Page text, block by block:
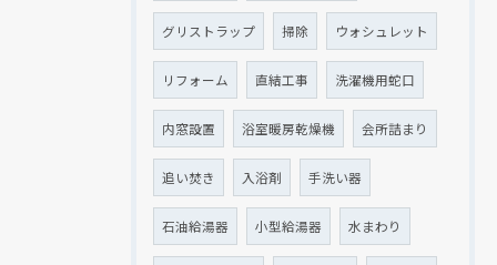
グリストラップ 掃除 ウォシュレット
リフォーム 直結工事 洗濯機用蛇口
内窓設置 浴室暖房乾燥機 会所詰まり
追い焚き 入浴剤 手洗い器
石油給湯器 小型給湯器 水まわり
クリックでチラシのページにジャンプします
クリックでチラシのページにジャンプします